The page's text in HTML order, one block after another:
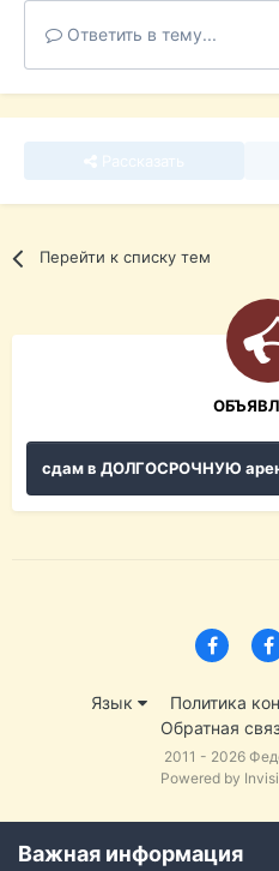
Ответить в тему...
Перейти к списку тем
сдам в ДОЛГОСРОЧНУЮ
Язык
Политика
Обратная
2011 - 2026
Powered by
Важная информация